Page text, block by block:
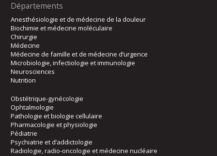
Départements
Anesthésiologie et de médecine de la douleur
Biochimie et médecine moléculaire
Chirurgie
Médecine
Médecine de famille et de médecine d’urgence
Microbiologie, infectiologie et immunologie
Neurosciences
Nutrition
Obstétrique-gynécologie
Ophtalmologie
Pathologie et biologie cellulaire
Pharmacologie et physiologie
Pédiatrie
Psychiatrie et d’addictologie
Radiologie, radio-oncologie et médecine nucléaire